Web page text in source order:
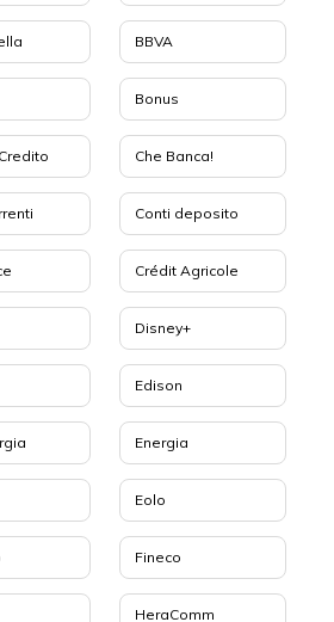
BBVA
Bonus
Che Banca!
Conti deposito
Crédit Agricole
Disney+
Edison
Energia
Eolo
Fineco
HeraComm